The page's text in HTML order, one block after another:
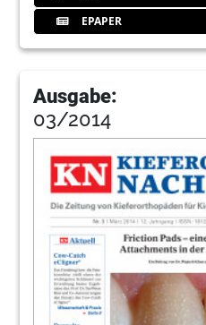
EPAPER
Ausgabe:
03/2014